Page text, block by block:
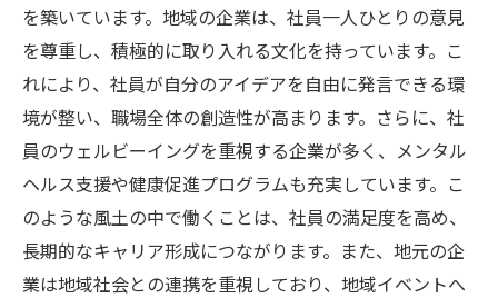
を築いています。地域の企業は、社員一人ひとりの意見
を尊重し、積極的に取り入れる文化を持っています。こ
れにより、社員が自分のアイデアを自由に発言できる環
境が整い、職場全体の創造性が高まります。さらに、社
員のウェルビーイングを重視する企業が多く、メンタル
ヘルス支援や健康促進プログラムも充実しています。こ
のような風土の中で働くことは、社員の満足度を高め、
長期的なキャリア形成につながります。また、地元の企
業は地域社会との連携を重視しており、地域イベントへ